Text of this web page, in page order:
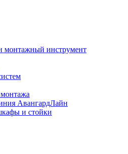
монтажный инструмент
АвангардЛайн
и стойки